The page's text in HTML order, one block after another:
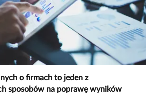
o firmach to jeden z
sposobów na poprawę wyników